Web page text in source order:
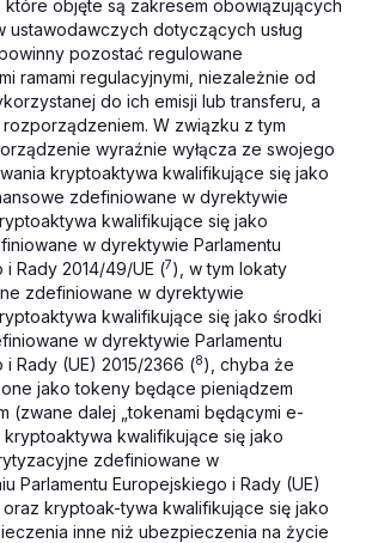
objęte są zakresem obowiązujących
ustawodawczych dotyczących usług
pozostać regulowane
ramami regulacyjnymi, niezależnie od
do ich emisji lub transferu, a
W związku z tym
wyraźnie wyłącza ze swojego
kryptoaktywa kwalifikujące się jako
zdefiniowane w dyrektywie
kwalifikujące się jako
w dyrektywie Parlamentu
Rady 2014/49/UE (7), w tym lokaty
zdefiniowane w dyrektywie
kwalifikujące się jako środki
w dyrektywie Parlamentu
Rady (UE) 2015/2366 (8), chyba że
jako tokeny będące pieniądzem
(zwane dalej „tokenami będącymi e-
kryptoaktywa kwalifikujące się jako
zdefiniowane w
Parlamentu Europejskiego i Rady (UE)
oraz kryptoak-tywa kwalifikujące się jako
inne niż ubezpieczenia na życie